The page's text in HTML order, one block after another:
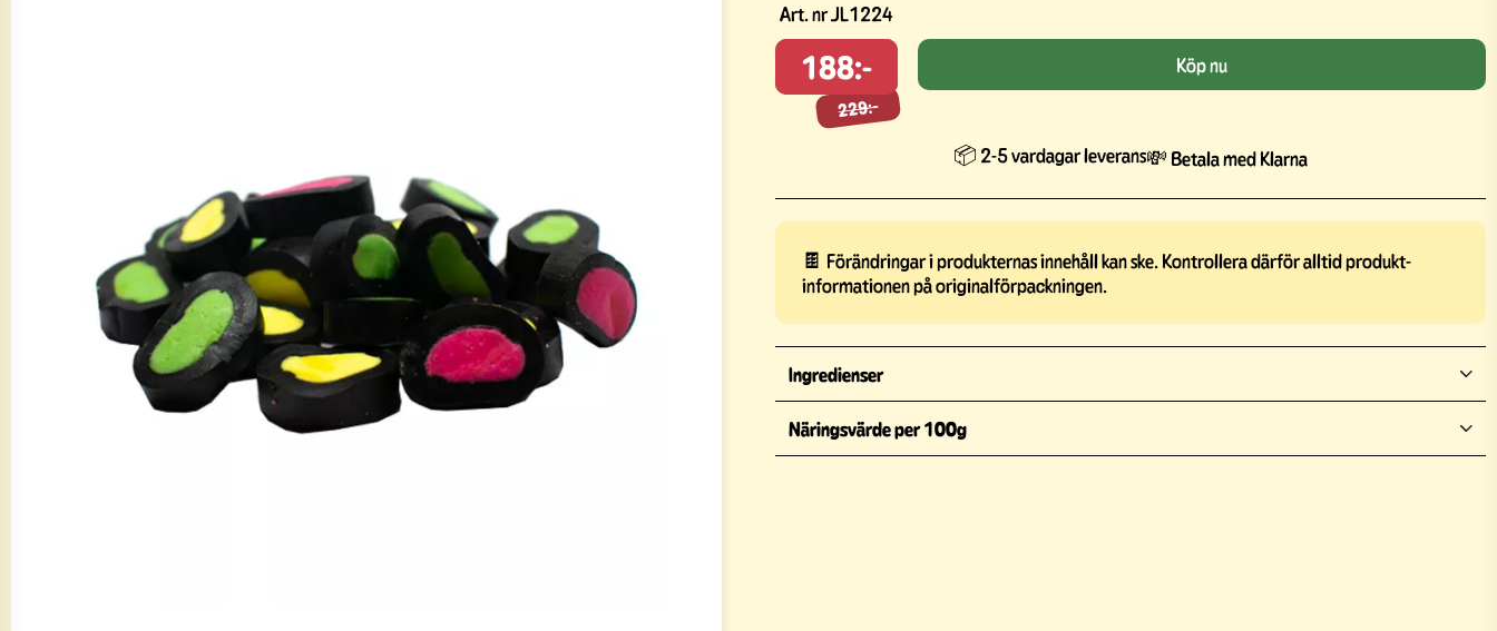
Art. nrJL1224
188:-
229:-
229:- Köp nu
📦 2-5 vardagar leverans💸 Betala med Klarna
🍫 Förändringar i produkternas innehåll kan ske. Kontrollera därför alltid produkt-
informationen på originalförpackningen.
Ingredienser
Näringsvärde per 100g